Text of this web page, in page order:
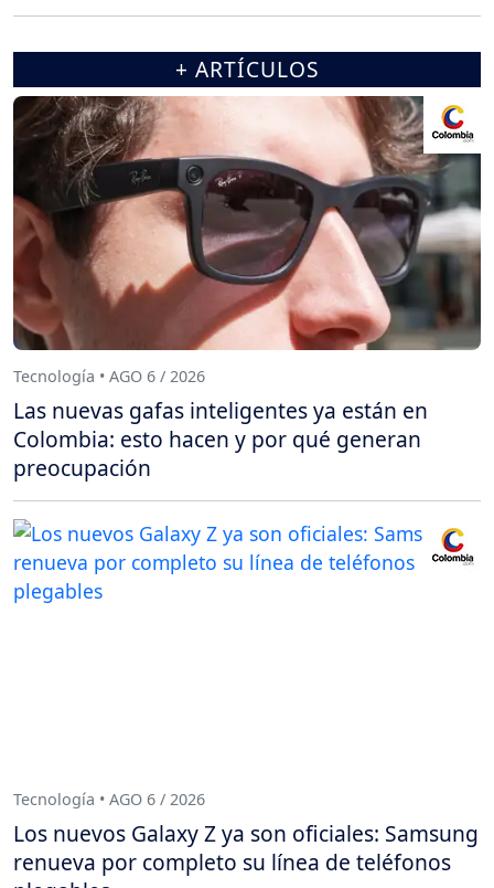
+ ARTÍCULOS
Tecnología • AGO 6 / 2026
Las nuevas gafas inteligentes ya están en
Colombia: esto hacen y por qué generan
preocupación
Tecnología • AGO 6 / 2026
Los nuevos Galaxy Z ya son oficiales: Samsung
renueva por completo su línea de teléfonos